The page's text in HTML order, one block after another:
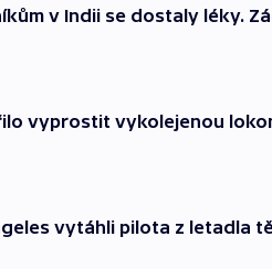
v Indii se dostaly léky.
vyprostit vykolejenou
vytáhli pilota z letadla